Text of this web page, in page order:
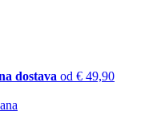
dostava od € 49,90